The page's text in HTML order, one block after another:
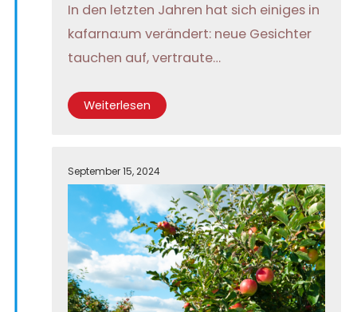
In den letzten Jahren hat sich einiges in
kafarna:um verändert: neue Gesichter
tauchen auf, vertraute…
Weiterlesen
September 15, 2024